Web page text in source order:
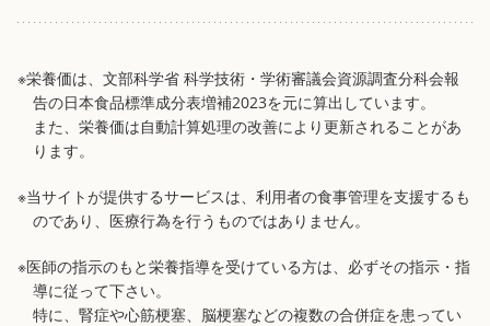
※栄養価は、文部科学省 科学技術・学術審議会資源調査分科会報
告の日本食品標準成分表増補2023を元に算出しています。
また、栄養価は自動計算処理の改善により更新されることがあ
ります。
※当サイトが提供するサービスは、利用者の食事管理を支援するも
のであり、医療行為を行うものではありません。
※医師の指示のもと栄養指導を受けている方は、必ずその指示・指
導に従って下さい。
特に、腎症や心筋梗塞、脳梗塞などの複数の合併症を患ってい